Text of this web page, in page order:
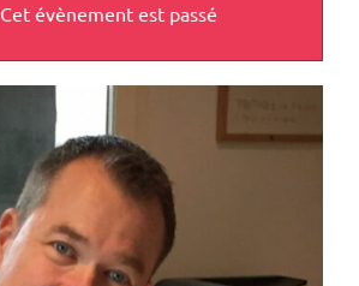
Cet évènement est passé